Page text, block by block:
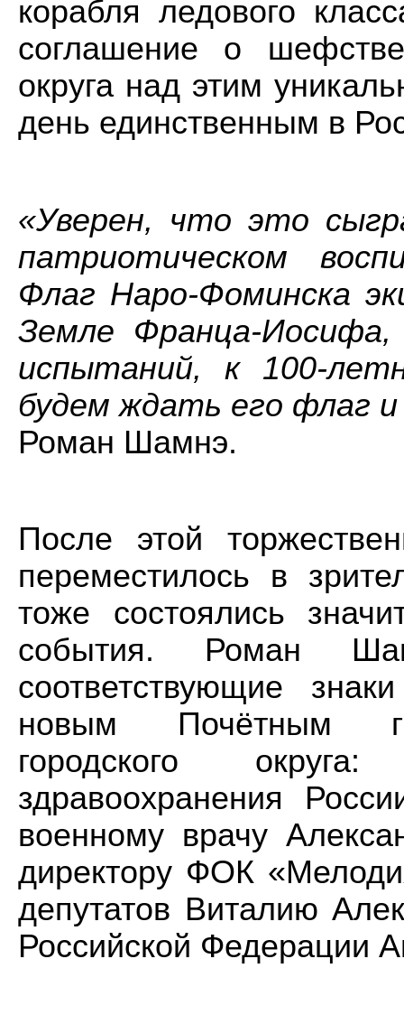
корабля ледового
соглашение о шефстве
округа над этим
день единственным в
«Уверен, что это
патриотическом
Флаг Наро-Фоминска
Земле Франца-Иосифа,
испытаний, к 100-
будем ждать его флаг
Роман Шамнэ.
После этой
переместилось в
тоже состоялись
события. Роман
соответствующие
новым Почётным
городского
здравоохранения
военному врачу
директору ФОК
депутатов Виталию
Российской Федерации